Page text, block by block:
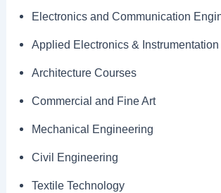
Electronics and Communication
Applied Electronics & Instrumentation
Architecture Courses
Commercial and Fine Art
Mechanical Engineering
Civil Engineering
Textile Technology